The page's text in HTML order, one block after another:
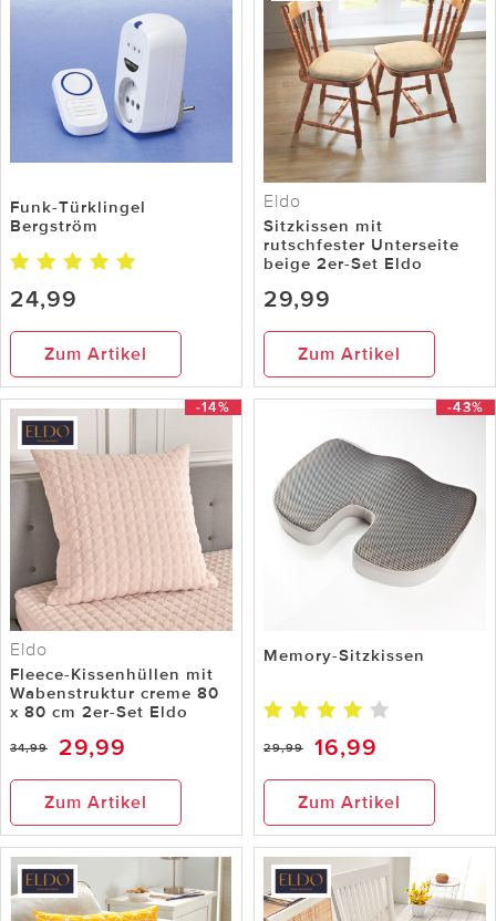
Funk-Türklingel
Bergström
24,99
Zum Artikel
Eldo
Sitzkissen mit
rutschfester Unterseite
beige 2er-Set Eldo
29,99
Zum Artikel
-14%
Eldo
Fleece-Kissenhüllen mit
Wabenstruktur creme 80
x 80 cm 2er-Set Eldo
34,99 29,99
Zum Artikel
-43%
Memory-Sitzkissen
29,99 16,99
Zum Artikel